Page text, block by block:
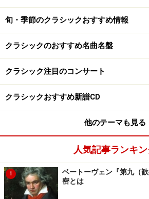
旬・季節のクラシックおすすめ情報
クラシックのおすすめ名曲名盤
クラシック注目のコンサート
クラシックおすすめ新譜CD
他のテーマも見る
人気記事ランキ
1
ベートーヴェン『第九（
密とは